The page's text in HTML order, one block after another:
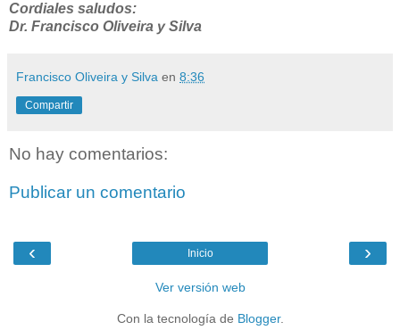
Cordiales saludos:
Dr. Francisco Oliveira y Silva
Francisco Oliveira y Silva en 8:36
Compartir
No hay comentarios:
Publicar un comentario
‹ ›
Inicio
Ver versión web
Con la tecnología de Blogger.